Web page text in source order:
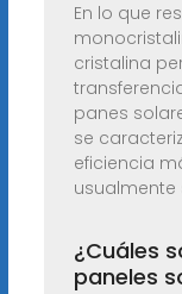
En lo que
cristalina
panes
se
eficiencia
usualmente
¿Cuáles
paneles